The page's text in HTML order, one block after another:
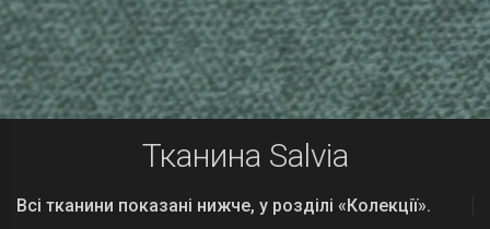
Тканина Salvia
Всі тканини показані нижче, у розділі «Колекції».